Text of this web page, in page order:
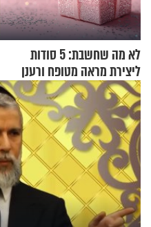
לא מה שחשבת: 5 סודות
ליצירת מראה מטופח ורענן